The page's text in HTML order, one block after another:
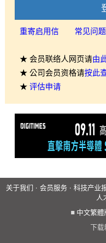
重寄启用信 常见问题
★ 会员联络人网页请由
★ 公司会员资格请按此
★ 评估申请
关于我们 · 会员服务 · 科技产业
人
■ 中文繁體
下载